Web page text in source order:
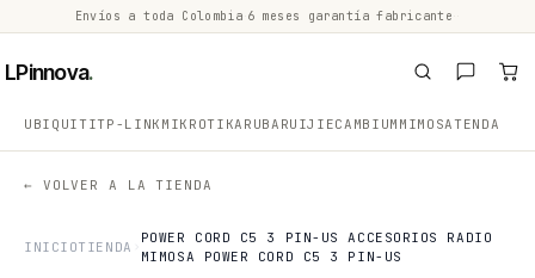
Envíos a toda Colombia 6 meses garantía fabricante
LPinnova.
UBIQUITITP-LINK MIKROTIKARUBA RUIJIECAMBIUM MIMOSATENDA
← VOLVER A LA TIENDA
INICIOTIENDA
POWER CORD C5 3 PIN-US ACCESORIOS RADIO
MIMOSA POWER CORD C5 3 PIN-US